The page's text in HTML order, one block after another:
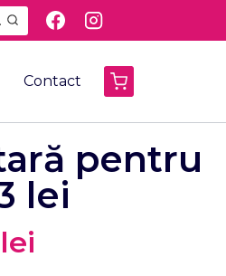
Contact
pentru
lei
lei